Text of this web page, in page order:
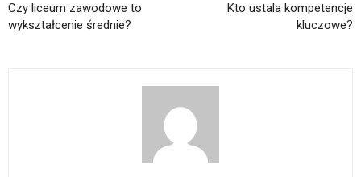
Czy liceum zawodowe to
wykształcenie średnie?
Kto ustala kompetencje
kluczowe?